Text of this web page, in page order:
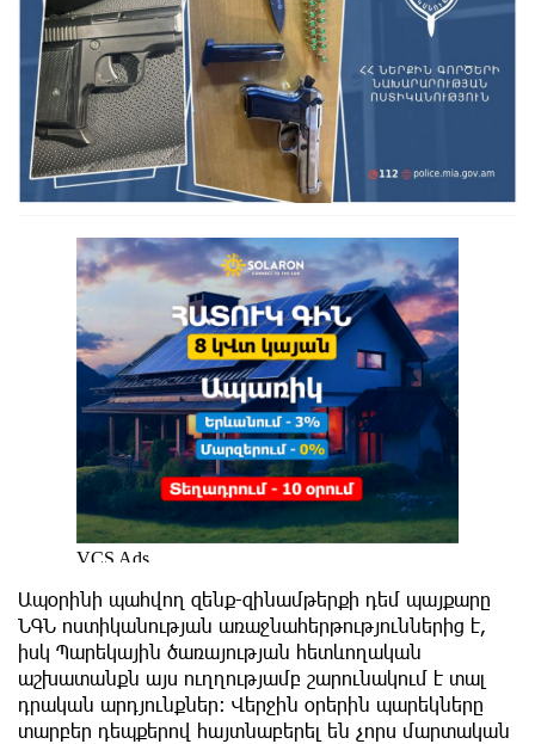
Ապօրինի պահվող զենք-զինամթերքի դեմ պայքարը
ՆԳՆ ոստիկանության առաջնահերթություններից է,
իսկ Պարեկային ծառայության հետևողական
աշխատանքն այս ուղղությամբ շարունակում է տալ
դրական արդյունքներ: Վերջին օրերին պարեկները
տարբեր դեպքերով հայտնաբերել են չորս մարտական